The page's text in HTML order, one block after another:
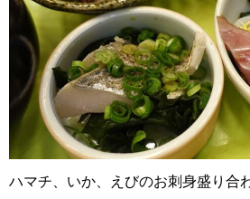
ハマチ、いか、えびのお刺身盛り合